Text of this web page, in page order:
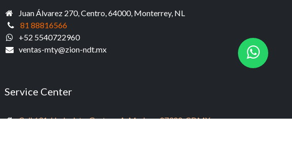
Juan Álvarez 270, Centro, 64000, Monterrey, NL
81 88816566
+52 5540722960
ventas-mty@zion-ndt.mx
Service Center
Cali 631, Lindavista, Gustavo A. Madero, 07300, CDMX.​